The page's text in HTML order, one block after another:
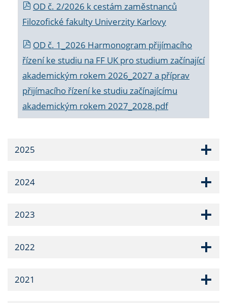
OD č. 2/2026 k cestám zaměstnanců
Filozofické fakulty Univerzity Karlovy
OD č. 1_2026 Harmonogram přijímacího
řízení ke studiu na FF UK pro studium začínající
akademickým rokem 2026_2027 a příprav
přijímacího řízení ke studiu začínajícímu
akademickým rokem 2027_2028.pdf
2025
2024
2023
2022
2021